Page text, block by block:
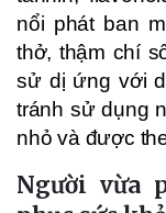
nổi phát ban
thở, thậm chí
sử dị ứng với
tránh sử dụng
nhỏ và được
Người vừa